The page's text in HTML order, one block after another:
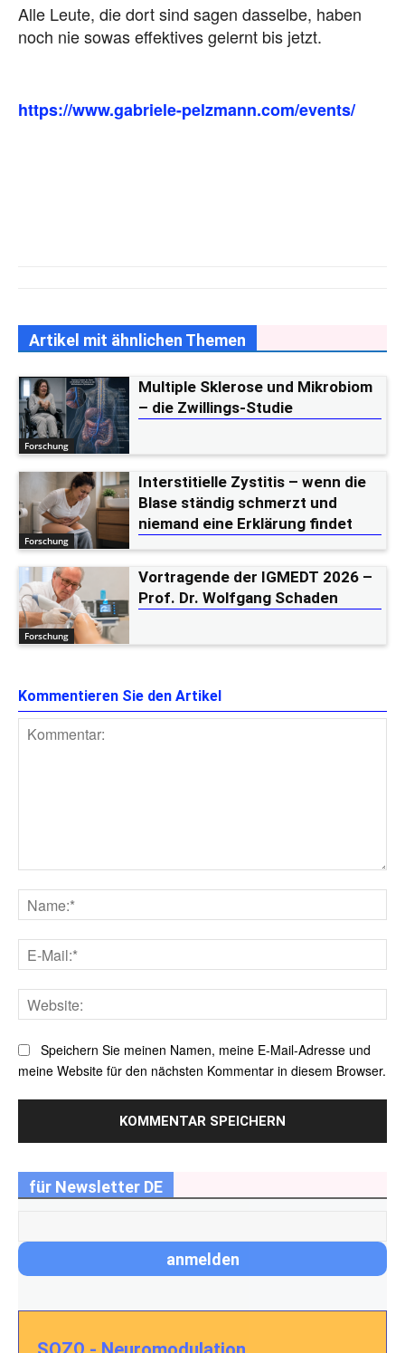
Alle Leute, die dort sind sagen dasselbe, haben
noch nie sowas effektives gelernt bis jetzt.
https://www.gabriele-pelzmann.com/events/
Artikel mit ähnlichen Themen
Forschung
Multiple Sklerose und Mikrobiom
– die Zwillings-Studie
Forschung
Interstitielle Zystitis – wenn die
Blase ständig schmerzt und
niemand eine Erklärung findet
Forschung
Vortragende der IGMEDT 2026 –
Prof. Dr. Wolfgang Schaden
Kommentieren Sie den Artikel
Speichern Sie meinen Namen, meine E-Mail-Adresse und
meine Website für den nächsten Kommentar in diesem Browser.
für Newsletter DE